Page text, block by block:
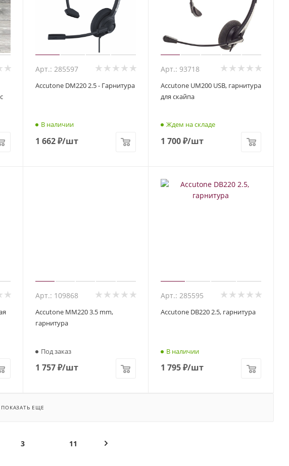
Арт.: 285597
Accutone DM220 2.5 - Гарнитура
В наличии
1 662₽/шт
Арт.: 93718
Accutone UM200 USB, гарнитура
для скайпа
Ждем на складе
1 700₽/шт
Арт.: 109868
Accutone MM220 3.5 mm,
гарнитура
Под заказ
1 757₽/шт
Арт.: 285595
Accutone DB220 2.5, гарнитура
В наличии
1 795₽/шт
ПОКАЗАТЬ ЕЩЕ
3 11